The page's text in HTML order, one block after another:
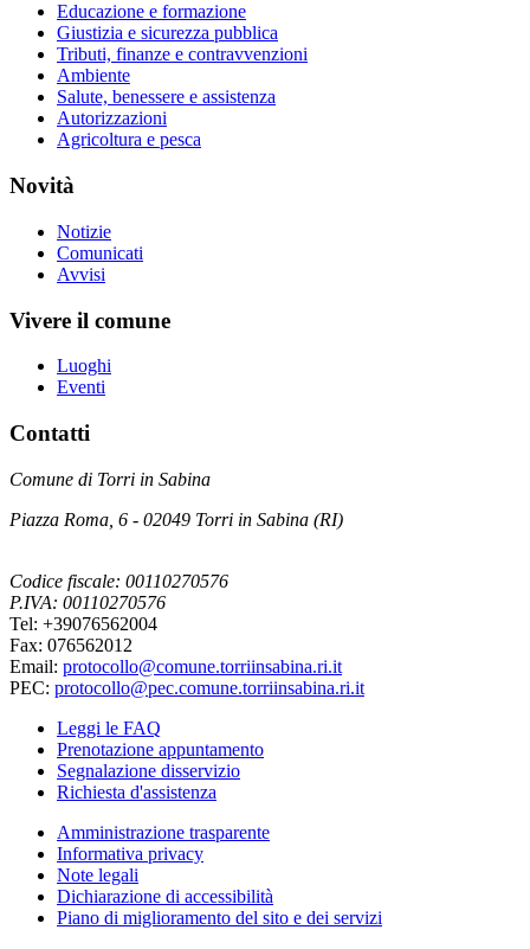
Educazione e formazione
Giustizia e sicurezza pubblica
Tributi, finanze e contravvenzioni
Ambiente
Salute, benessere e assistenza
Autorizzazioni
Agricoltura e pesca
Novità
Notizie
Comunicati
Avvisi
Vivere il comune
Luoghi
Eventi
Contatti
Comune di Torri in Sabina
Piazza Roma, 6 - 02049 Torri in Sabina (RI)
Codice fiscale: 00110270576
P.IVA: 00110270576
Tel: +39076562004
Fax: 076562012
Email: protocollo@comune.torriinsabina.ri.it
PEC: protocollo@pec.comune.torriinsabina.ri.it
Leggi le FAQ
Prenotazione appuntamento
Segnalazione disservizio
Richiesta d'assistenza
Amministrazione trasparente
Informativa privacy
Note legali
Dichiarazione di accessibilità
Piano di miglioramento del sito e dei servizi